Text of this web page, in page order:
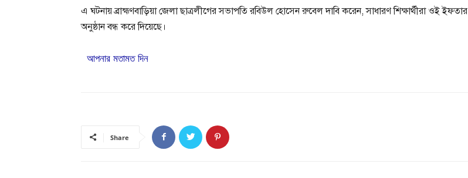
এ ঘটনায় ব্রাহ্মণবাড়িয়া জেলা ছাত্রলীগের সভাপতি রবিউল হোসেন রুবেল দাবি করেন, সাধারণ শিক্ষার্থীরা ওই ইফতার
অনুষ্ঠান বন্ধ করে দিয়েছে।
আপনার মতামত দিন
Share